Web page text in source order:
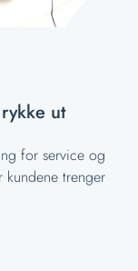
ut
for service og
kundene trenger